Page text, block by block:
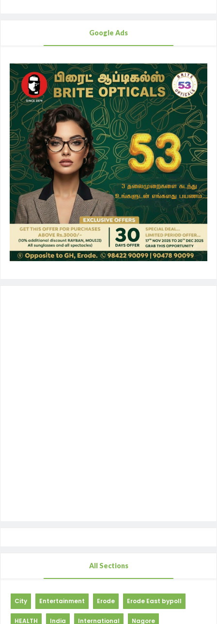
Google Ads
All Sections
City Entertainment Erode Erode East bypoll
HEALTH India International Nagore